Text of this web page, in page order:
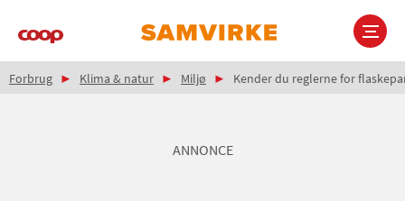
Main
Brødkrumme
Forbrug Klima & natur Miljø Kender du reglerne for
ANNONCE